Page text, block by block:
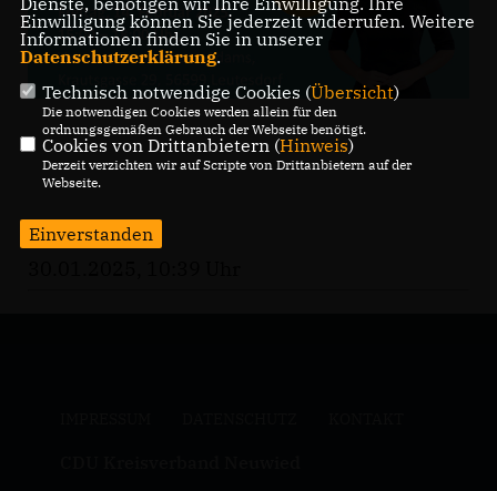
Einwilligung können Sie jederzeit widerrufen. Weitere
Informationen finden Sie in unserer
Datenschutzerklärung.
Technisch notwendige Cookies (Übersicht)
Die notwendigen Cookies werden allein für den
ordnungsgemäßen Gebrauch der Webseite benötigt.
Cookies von Drittanbietern (Hinweis)
Derzeit verzichten wir auf Scripte von Drittanbietern auf der
Webseite.
Einverstanden